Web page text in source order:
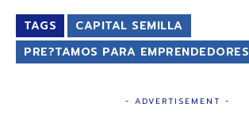
TAGS
CAPITAL SEMILLA
PRE?TAMOS PARA EMPRENDEDORES
- ADVERTISEMENT -